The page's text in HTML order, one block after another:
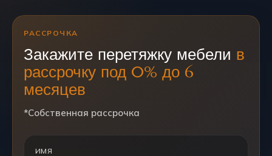
РАССРОЧКА
Закажите перетяжку мебели в
рассрочку под 0% до 6
месяцев
*Собственная рассрочка
ИМЯ